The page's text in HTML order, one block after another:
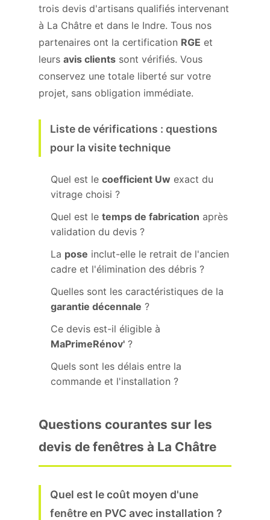
trois devis d'artisans qualifiés intervenant
à La Châtre et dans le Indre. Tous nos
partenaires ont la certification RGE et
leurs avis clients sont vérifiés. Vous
conservez une totale liberté sur votre
projet, sans obligation immédiate.
Liste de vérifications : questions
pour la visite technique
Quel est le coefficient Uw exact du
vitrage choisi ?
Quel est le temps de fabrication après
validation du devis ?
La pose inclut-elle le retrait de l'ancien
cadre et l'élimination des débris ?
Quelles sont les caractéristiques de la
garantie décennale ?
Ce devis est-il éligible à
MaPrimeRénov' ?
Quels sont les délais entre la
commande et l'installation ?
Questions courantes sur les
devis de fenêtres à La Châtre
Quel est le coût moyen d'une
fenêtre en PVC avec installation ?